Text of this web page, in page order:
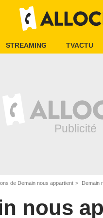
STREAMING TVACTU
de Demain nous appartient Demain
nous